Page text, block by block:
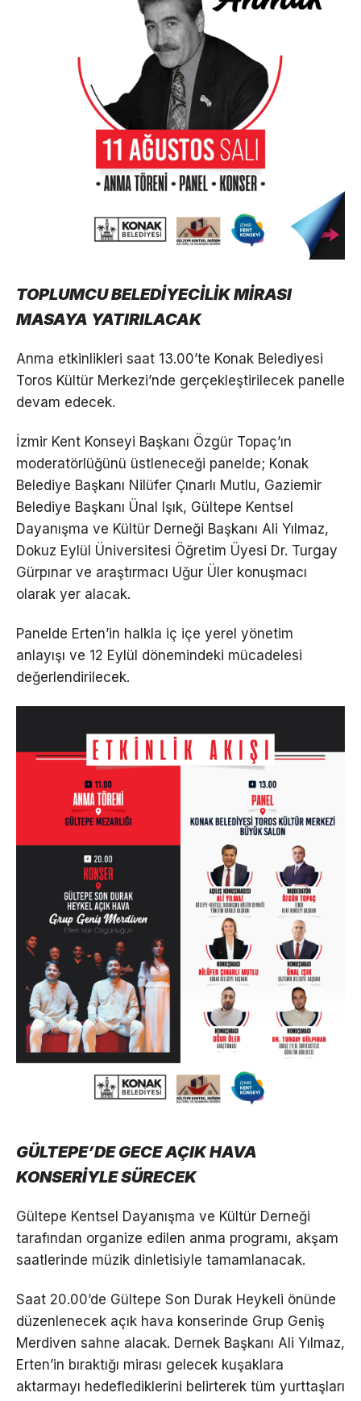
TOPLUMCU BELEDİYECİLİK MİRASI
MASAYA YATIRILACAK
Anma etkinlikleri saat 13.00’te Konak Belediyesi
Toros Kültür Merkezi’nde gerçekleştirilecek panelle
devam edecek.
İzmir Kent Konseyi Başkanı Özgür Topaç’ın
moderatörlüğünü üstleneceği panelde; Konak
Belediye Başkanı Nilüfer Çınarlı Mutlu, Gaziemir
Belediye Başkanı Ünal Işık, Gültepe Kentsel
Dayanışma ve Kültür Derneği Başkanı Ali Yılmaz,
Dokuz Eylül Üniversitesi Öğretim Üyesi Dr. Turgay
Gürpınar ve araştırmacı Uğur Üler konuşmacı
olarak yer alacak.
Panelde Erten’in halkla iç içe yerel yönetim
anlayışı ve 12 Eylül dönemindeki mücadelesi
değerlendirilecek.
GÜLTEPE’DE GECE AÇIK HAVA
KONSERİYLE SÜRECEK
Gültepe Kentsel Dayanışma ve Kültür Derneği
tarafından organize edilen anma programı, akşam
saatlerinde müzik dinletisiyle tamamlanacak.
Saat 20.00’de Gültepe Son Durak Heykeli önünde
düzenlenecek açık hava konserinde Grup Geniş
Merdiven sahne alacak. Dernek Başkanı Ali Yılmaz,
Erten’in bıraktığı mirası gelecek kuşaklara
aktarmayı hedeflediklerini belirterek tüm yurttaşları